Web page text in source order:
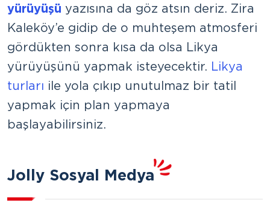
yürüyüşü yazısına da göz atsın deriz. Zira
Kaleköy’e gidip de o muhteşem atmosferi
gördükten sonra kısa da olsa Likya
yürüyüşünü yapmak isteyecektir. Likya
turları ile yola çıkıp unutulmaz bir tatil
yapmak için plan yapmaya
başlayabilirsiniz.
Jolly Sosyal Medya